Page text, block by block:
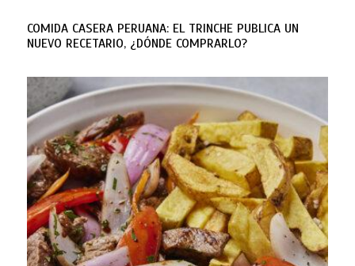
COMIDA CASERA PERUANA: EL TRINCHE PUBLICA UN
NUEVO RECETARIO, ¿DÓNDE COMPRARLO?